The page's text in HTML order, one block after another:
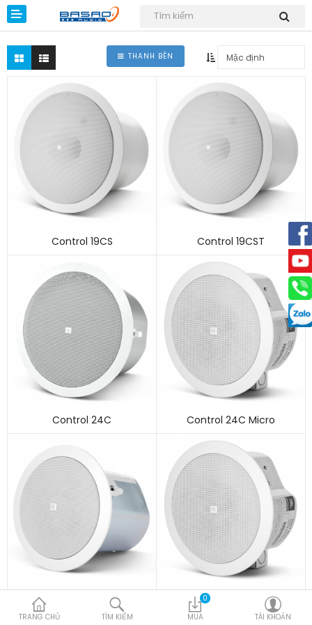
Dự án
Giải pháp
Sản phẩm
Kiến thức
Download
Liên hệ
TRANG CHỦ TÌM KIẾM
0
MUA
TÀI KHOẢN
THANH BÊN
Control 19CS Control 19CST
Control 24C Control 24C Micro
Control 24CT Control 24CT Micro